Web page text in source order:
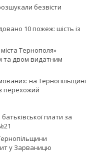
безвісти
10 пожеж: шість із
Тернополя»
та двом видатним
на Тернопільщині
перехожий
плати за
у Зарваницю